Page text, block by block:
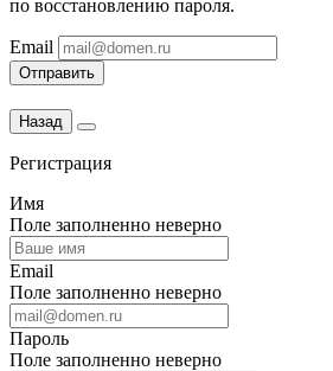
по восстановлению пароля.
Email
Отправить
Назад
Регистрация
Имя
Поле заполненно неверно
Email
Поле заполненно неверно
Пароль
Поле заполненно неверно